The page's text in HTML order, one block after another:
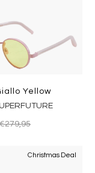
Yellow
€279,95
Christmas Deal